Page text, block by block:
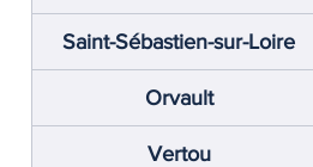
Saint-Sébastien-sur-Loire
Orvault
Vertou